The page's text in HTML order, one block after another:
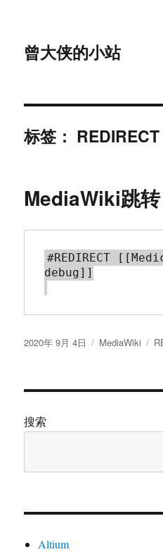
曾大侠的小站
标签： REDIRECT
MediaWiki跳转
#REDIRECT
debug]]
发
2020年 9月 4日
分
MediaWiki
标
搜索
Altium